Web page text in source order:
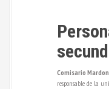
Comisario
responsable de la